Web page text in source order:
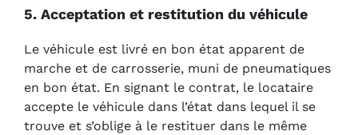
5. Acceptation et restitution du véhicule
Le véhicule est livré en bon état apparent de
marche et de carrosserie, muni de pneumatiques
en bon état. En signant le contrat, le locataire
accepte le véhicule dans l’état dans lequel il se
trouve et s’oblige à le restituer dans le même